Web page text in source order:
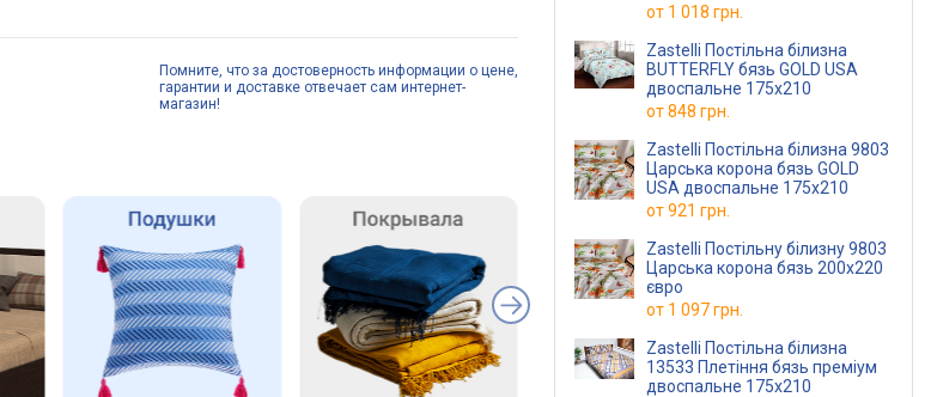
Помните, что за достоверность информации о цене,
гарантии и доставке отвечает сам интернет-
магазин!
от 1 018 грн.
Zastelli Постільна білизна
BUTTERFLY бязь GOLD USA
двоспальне 175х210
от848 грн.
Zastelli Постільна білизна 9803
Царська корона бязь GOLD
USA двоспальне 175х210
от921 грн.
Zastelli Постільну білизну 9803
Царська корона бязь 200х220
євро
от 1 097 грн.
Zastelli Постільна білизна
13533 Плетіння бязь преміум
двоспальне 175х210